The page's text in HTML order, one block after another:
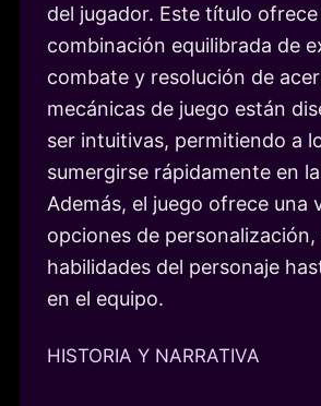
del jugador. Este título ofrece
combinación equilibrada de
combate y resolución de
mecánicas de juego están
ser intuitivas, permitiendo a
sumergirse rápidamente en
Además, el juego ofrece una
opciones de personalización,
habilidades del personaje
en el equipo.
HISTORIA Y NARRATIVA